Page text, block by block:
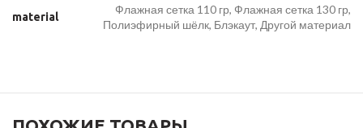
material
Флажная сетка 110 гр, Флажная сетка 130 гр,
Полиэфирный шёлк, Блэкаут, Другой материал